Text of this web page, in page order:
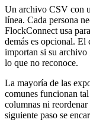
Un archivo CSV con
línea. Cada persona
FlockConnect usa
demás es opcional. El
importan si su
lo que no reconoce.
La mayoría de las
comunes funcionan
columnas ni
siguiente paso se